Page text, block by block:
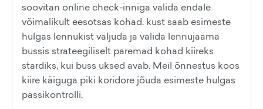
soovitan online check-inniga valida endale
võimalikult eesotsas kohad. kust saab esimeste
hulgas lennukist väljuda ja valida lennujaama
bussis strateegiliselt paremad kohad kiireks
stardiks, kui buss uksed avab. Meil õnnestus koos
kiire käiguga piki koridore jõuda esimeste hulgas
passikontrolli.